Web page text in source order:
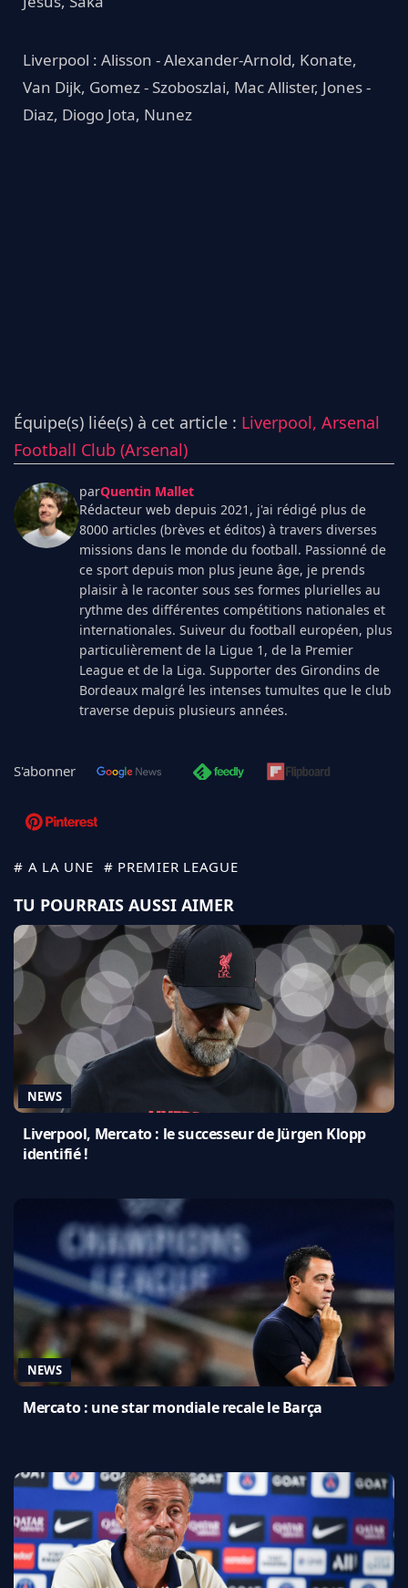
Liverpool : Alisson - Alexander-Arnold, Konate,
Van Dijk, Gomez - Szoboszlai, Mac Allister, Jones -
Diaz, Diogo Jota, Nunez
Équipe(s) liée(s) à cet article : Liverpool, Arsenal
Football Club (Arsenal)
parQuentin Mallet
Rédacteur web depuis 2021, j'ai rédigé plus de
8000 articles (brèves et éditos) à travers diverses
missions dans le monde du football. Passionné de
ce sport depuis mon plus jeune âge, je prends
plaisir à le raconter sous ses formes plurielles au
rythme des différentes compétitions nationales et
internationales. Suiveur du football européen, plus
particulièrement de la Ligue 1, de la Premier
League et de la Liga. Supporter des Girondins de
Bordeaux malgré les intenses tumultes que le club
traverse depuis plusieurs années.
S'abonner
# A LA UNE # PREMIER LEAGUE
TU POURRAIS AUSSI AIMER
NEWS
Liverpool, Mercato : le successeur de Jürgen Klopp
identifié !
NEWS
Mercato : une star mondiale recale le Barça